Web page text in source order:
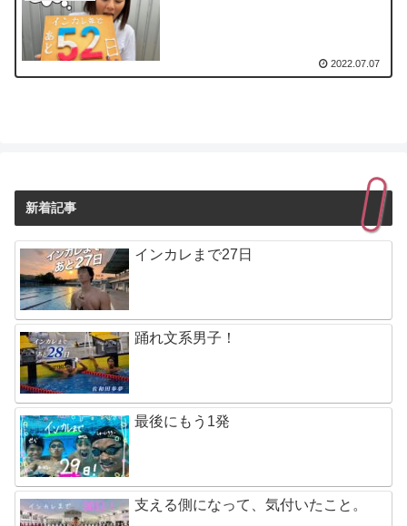
2022.07.07
新着記事
インカレまで27日
踊れ文系男子！
最後にもう1発
支える側になって、気付いたこと。